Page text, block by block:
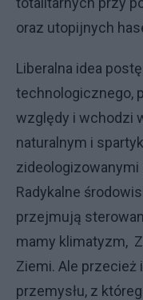
oraz utopijnych
Liberalna idea
technologicznego,
względy i wchodzi
naturalnym i
zideologizowanymi
Radykalne
przejmują
mamy klimatyzm,
Ziemi. Ale
przemysłu, z